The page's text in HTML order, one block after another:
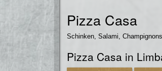
Pizza Casa
Schinken, Salami,
Pizza Casa in